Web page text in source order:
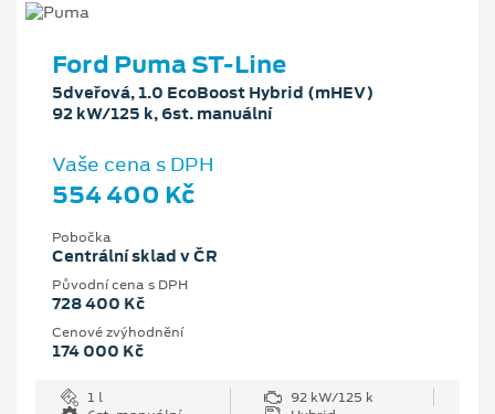
Ford Puma ST-Line
5dveřová, 1.0 EcoBoost Hybrid (mHEV)
92 kW/125 k, 6st. manuální
Vaše cena s DPH
554 400 Kč
Pobočka
Centrální sklad v ČR
Původní cena s DPH
728 400 Kč
Cenové zvýhodnění
174 000 Kč
1 l
92 kW/125 k